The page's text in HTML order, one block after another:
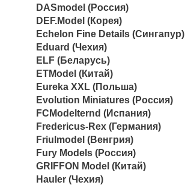
DASmodel (Россия)
DEF.Model (Корея)
Echelon Fine Details (Сингапур)
Eduard (Чехия)
ELF (Беларусь)
ETModel (Китай)
Eureka XXL (Польша)
Evolution Miniatures (Россия)
FCModelternd (Испания)
Fredericus-Rex (Германия)
Friulmodel (Венгрия)
Fury Models (Россия)
GRIFFON Model (Китай)
Hauler (Чехия)